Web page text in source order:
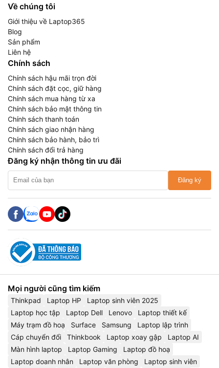
Về chúng tôi
Giới thiệu về Laptop365
Blog
Sản phẩm
Liên hệ
Chính sách
Chính sách hậu mãi trọn đời
Chính sách đặt cọc, giữ hàng
Chính sách mua hàng từ xa
Chính sách bảo mật thông tin
Chính sách thanh toán
Chính sách giao nhận hàng
Chính sách bảo hành, bảo trì
Chính sách đổi trả hàng
Đăng ký nhận thông tin ưu đãi
Đăng ký
Mọi người cũng tìm kiếm
Thinkpad Laptop HP
Laptop sinh viên 2025
Laptop học tập
Laptop Dell Lenovo
Laptop thiết kế
Máy trạm đồ hoạ
Surface Samsung
Laptop lập trình
Cáp chuyển đổi
Thinkbook Laptop xoay gập
Laptop AI
Màn hình laptop
Laptop Gaming
Laptop đồ hoạ
Laptop doanh nhân
Laptop văn phòng Laptop sinh viên